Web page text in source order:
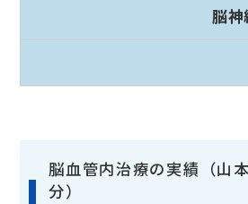
脳
脳血管内治療の実績（山
分）